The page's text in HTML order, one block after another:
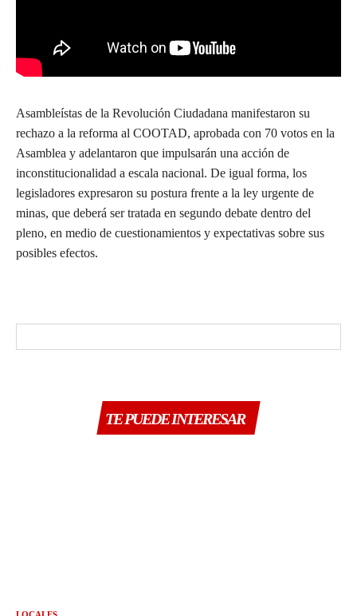
Asambleístas de la Revolución Ciudadana manifestaron su
rechazo a la reforma al COOTAD, aprobada con 70 votos en la
Asamblea y adelantaron que impulsarán una acción de
inconstitucionalidad a escala nacional. De igual forma, los
legisladores expresaron su postura frente a la ley urgente de
minas, que deberá ser tratada en segundo debate dentro del
pleno, en medio de cuestionamientos y expectativas sobre sus
posibles efectos.
TE PUEDE INTERESAR